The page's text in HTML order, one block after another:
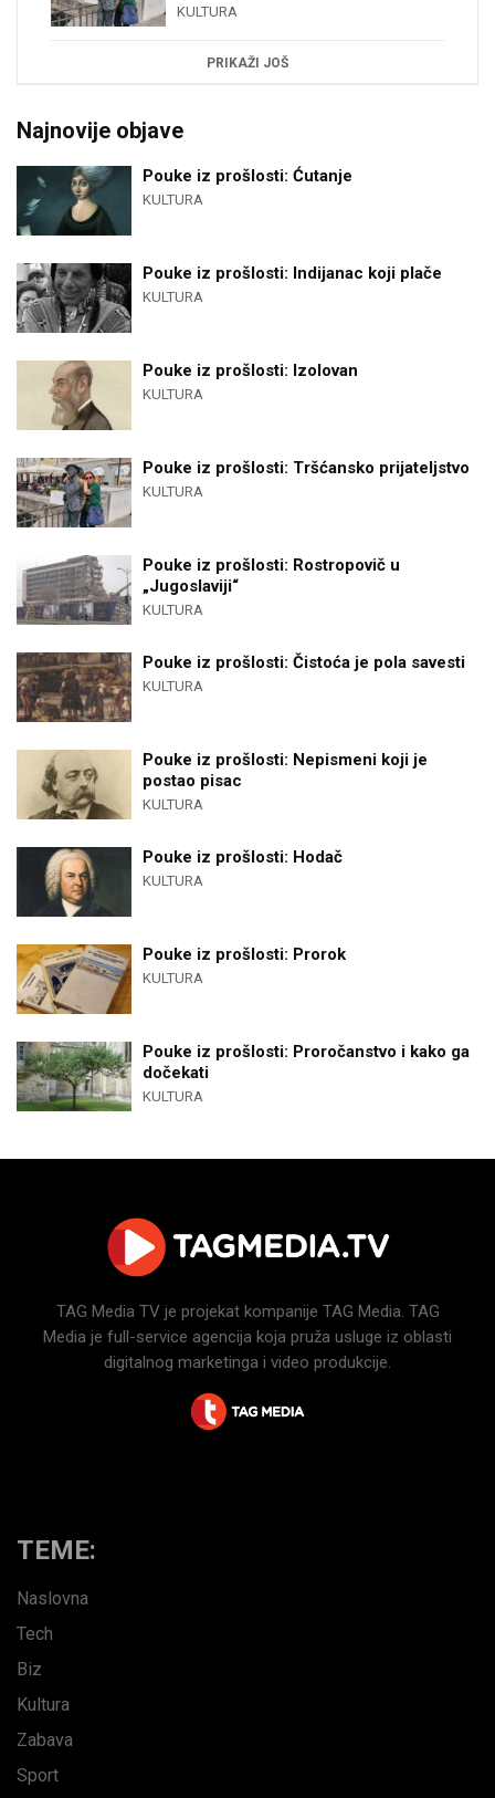
KULTURA
PRIKAŽI JOŠ
Najnovije objave
Pouke iz prošlosti: Ćutanje
KULTURA
Pouke iz prošlosti: Indijanac koji plače
KULTURA
Pouke iz prošlosti: Izolovan
KULTURA
Pouke iz prošlosti: Tršćansko prijateljstvo
KULTURA
Pouke iz prošlosti: Rostropovič u
„Jugoslaviji“
KULTURA
Pouke iz prošlosti: Čistoća je pola savesti
KULTURA
Pouke iz prošlosti: Nepismeni koji je
postao pisac
KULTURA
Pouke iz prošlosti: Hodač
KULTURA
Pouke iz prošlosti: Prorok
KULTURA
Pouke iz prošlosti: Proročanstvo i kako ga
dočekati
KULTURA
TAG Media TV je projekat kompanije TAG Media. TAG
Media je full-service agencija koja pruža usluge iz oblasti
digitalnog marketinga i video produkcije.
TEME:
Naslovna
Tech
Biz
Kultura
Zabava
Sport